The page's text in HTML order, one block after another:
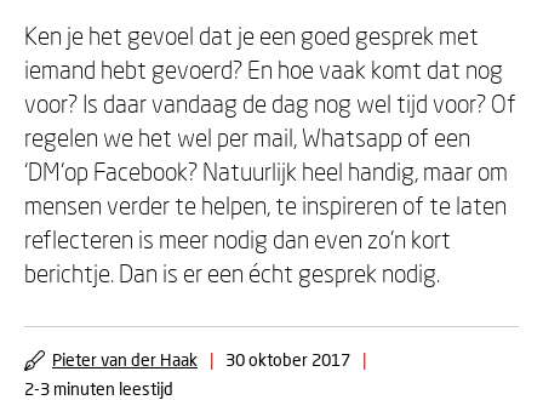
Ken je het gevoel dat je een goed gesprek met
iemand hebt gevoerd? En hoe vaak komt dat nog
voor? Is daar vandaag de dag nog wel tijd voor? Of
regelen we het wel per mail, Whatsapp of een
‘DM'op Facebook? Natuurlijk heel handig, maar om
mensen verder te helpen, te inspireren of te laten
reflecteren is meer nodig dan even zo'n kort
berichtje. Dan is er een écht gesprek nodig.
Pieter van der Haak | 30 oktober 2017
|
2-3 minuten leestijd